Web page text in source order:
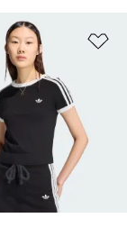
トに追加